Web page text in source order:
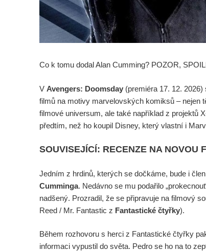
Co k tomu dodal Alan Cumming? POZOR,
V Avengers: Doomsday (premiéra 17. 12.
filmů na motivy marvelovských komiksů – nejen
filmové universum, ale také například z projektů
předtím, než ho koupil Disney, který vlastní i
SOUVISEJÍCÍ: RECENZE NA NOVOU
Jedním z hrdinů, kterých se dočkáme, bude i
Cumminga. Nedávno se mu podařilo
nadšený. Prozradil, že se připravuje na filmový
Reed / Mr. Fantastic z Fantastické čtyřky).
Během rozhovoru s herci z Fantastické čtyřky
informaci vypustil do světa. Pedro se ho na to